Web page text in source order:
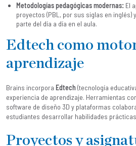
Metodologías pedagógicas modernas: El
proyectos (PBL, por sus siglas en inglés)
parte del día a día en el aula.
Edtech como
aprendizaje
Brains incorpora Edtech(tecnología
experiencia de aprendizaje. Herramientas
software de diseño 3D y plataformas
estudiantes desarrollar habilidades
Proyectos y